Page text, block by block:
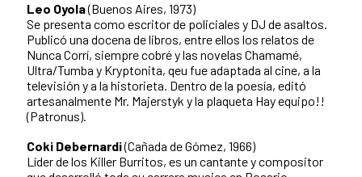
Leo Oyola(Buenos Aires, 1973)
Se presenta como escritor de policiales y DJ de asaltos.
Publicó una docena de libros, entre ellos los relatos de
Nunca Corrí, siempre cobré y las novelas Chamamé,
Ultra/Tumba y Kryptonita, qeu fue adaptada al cine, a la
televisión y a la historieta. Dentro de la poesía, editó
artesanalmente Mr. Majerstyk y la plaqueta Hay equipo!!
(Patronus).
Coki Debernardi(Cañada de Gómez, 1966)
Líder de los Killer Burritos, es un cantante y compositor